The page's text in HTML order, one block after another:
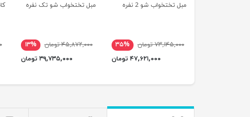
مبل تختخواب شو 2 نفره
۷۳,۱۴۵,۰۰۰ تومان
۳۵%
۴۷,۶۲۱,۰۰۰ تومان
مبل تختخواب شو تک نفره
۴۵,۸۷۲,۰۰۰ تومان
۱۳%
۳۹,۷۳۵,۰۰۰ تومان